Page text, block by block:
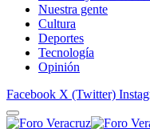
Nuestra gente
Cultura
Deportes
Tecnología
Opinión
Facebook X (Twitter)